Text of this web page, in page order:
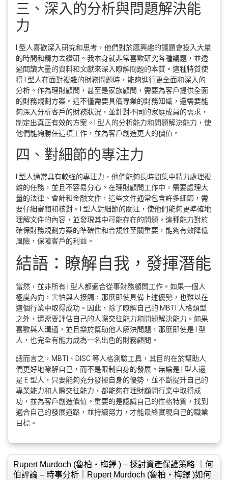
三、深入的分析與問題解決能
力
I 型人喜歡深入研究和思考，他們對於感興趣的議題會投入大量
的時間和精力去鑽研。我本身就非常喜歡研究各種議題，並透
過閱讀大量的資料和文獻來深入瞭解問題的本質。這種特質使
得 I 型人在面對複雜的財務問題時，能夠進行更全面和深入的
分析。作為理財顧問，甚至是家族顧問，需要為客戶提供全面
的財務規劃方案。這不僅需要具備專業的財務知識，還需要能
夠深入分析客戶的財務狀況，並針對不同的家庭成員的需求，
制定出真正有效的方案。I 型人的分析能力和問題解決能力，使
他們能夠勝任這項工作，並為客戶創造更大的價值。
四、對細節的專注力
I 型人通常具有較強的專注力，他們能夠長時間集中精力處理複
雜的任務，並且不容易分心。在理財顧問工作中，需要處理大
量的法律、會計和金融文件，這些文件通常包含許多細節，需
要仔細審閱和核對。I 型人對細節的關注，使他們能夠更準確地
理解文件的內容，並發現其中可能存在的問題。這種能力對於
確保財務規劃方案的準確性和合規性至關重要，能夠有效降低
風險，保障客戶的利益。
結語：瞭解自我，發揮潛能
當然，並非所有 I 型人都適合從事財務顧問工作。如果一個人
極度內向，害怕與人接觸，那麼即使具備上述優勢，也難以在
這個行業中取得成功。因此，除了瞭解自己的 MBTI 人格類型
之外，還需要評估自己的人際交往能力和問題解決能力。如果
喜歡與人溝通，並且樂於幫助他人解決問題，那麼即使是 I 型
人，也完全有能力成為一名出色的財務顧問。
總而言之，MBTI、DISC 等人格測驗工具，其目的在於幫助人
們更好地瞭解自己，而不是限制自身的發展。無論是 I 型人還
是 E 型人，只要能夠充分發揮自身的優勢，並不斷提升自己的
專業能力和人際交往能力，都能夠在理財顧問行業中取得成
功，並為客戶創造價值。重要的是認識自己的性格特質，找到
適合自己的發展道路，並持續努力，才能最終實現自己的職業
目標。
Rupert Murdoch (魯柏‧梅鐸 ) – 探討資產保護策略 ｜何
伯評論 – 時事分析｜Rupert Murdoch (魯柏‧梅鐸 )如何